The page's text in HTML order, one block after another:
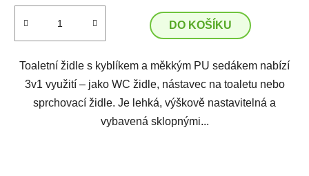
DO KOŠÍKU
Toaletní židle s kyblíkem a měkkým PU sedákem nabízí
3v1 využití – jako WC židle, nástavec na toaletu nebo
sprchovací židle. Je lehká, výškově nastavitelná a
vybavená sklopnými...